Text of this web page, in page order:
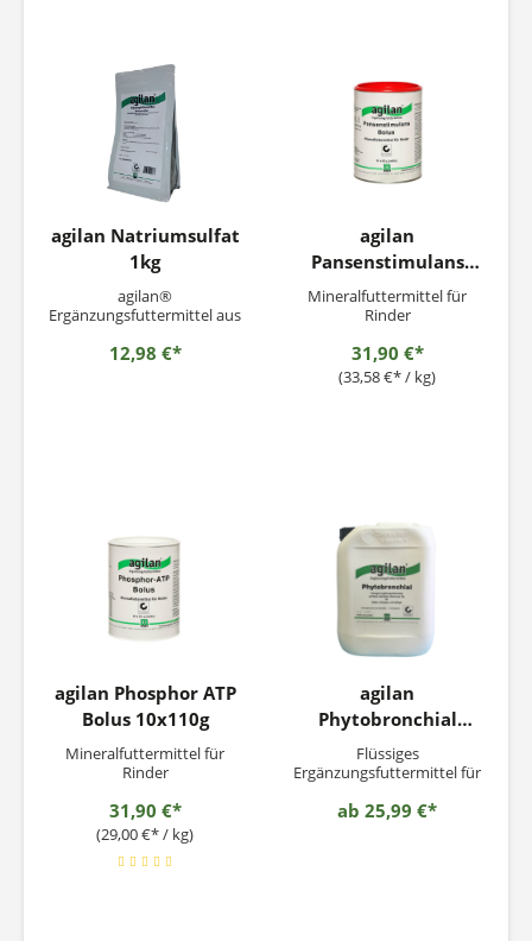
agilan Natriumsulfat
1kg
agilan®
Ergänzungsfuttermittel aus
Natriumchlorid für Pferde,
12,98 €*
agilan
Pansenstimulans
Bolus 10x95g
Mineralfuttermittel für
Rinder
31,90 €*
(33,58 €* / kg)
agilan Phosphor ATP
Bolus 10x110g
Mineralfuttermittel für
Rinder
31,90 €*
(29,00 €* / kg)
agilan
Phytobronchial
1Liter
Flüssiges
Ergänzungsfuttermittel für
Geflügel
ab 25,99 €*